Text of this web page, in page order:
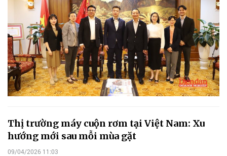
Thị trường máy cuộn rơm tại Việt Nam: Xu
hướng mới sau mỗi mùa gặt
09/04/2026 11:03